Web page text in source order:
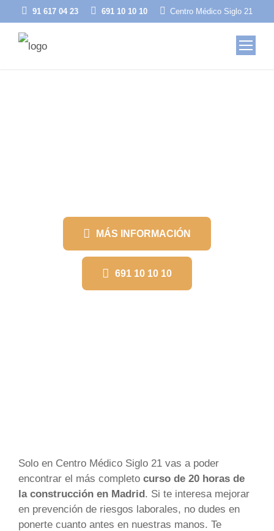
91 617 04 23 691 10 10 10 Centro Médico Siglo 21
MÁS INFORMACIÓN
691 10 10 10
Solo en Centro Médico Siglo 21 vas a poder
encontrar el más completo curso de 20 horas de
la construcción en Madrid. Si te interesa mejorar
en prevención de riesgos laborales, no dudes en
ponerte cuanto antes en nuestras manos. Te